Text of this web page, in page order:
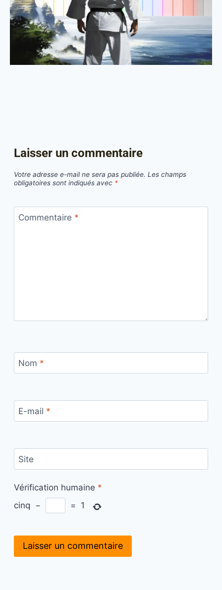
Laisser un commentaire
Votre adresse e-mail ne sera pas publiée. Les champs
obligatoires sont indiqués avec *
Commentaire *
Nom *
E-mail *
Site
Vérification humaine *
cinq − = 1